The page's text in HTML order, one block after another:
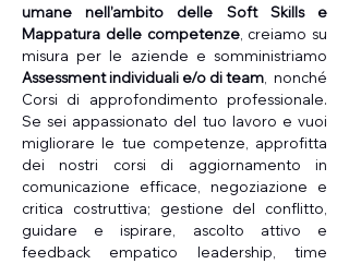
umane nell’ambito delle Soft Skills e
Mappatura delle competenze, creiamo su
misura per le aziende e somministriamo
Assessment individuali e/o di team , nonché
Corsi di approfondimento professionale.
Se sei appassionato del tuo lavoro e vuoi
migliorare le tue competenze, approfitta
dei nostri corsi di aggiornamento in
comunicazione efficace, negoziazione e
critica costruttiva; gestione del conflitto,
guidare e ispirare, ascolto attivo e
feedback empatico leadership, time